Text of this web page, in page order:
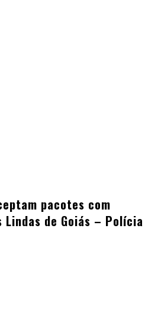
pacotes com
de Goiás – Polícia